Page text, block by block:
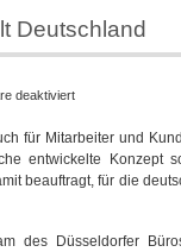
Deutschland
deaktiviertfür
entwickelt
„neue
Arbeitswelt“
Deutschland
für Mitarbeiter und
entwickelte Konzept
beauftragt, für die
des Düsseldorfer